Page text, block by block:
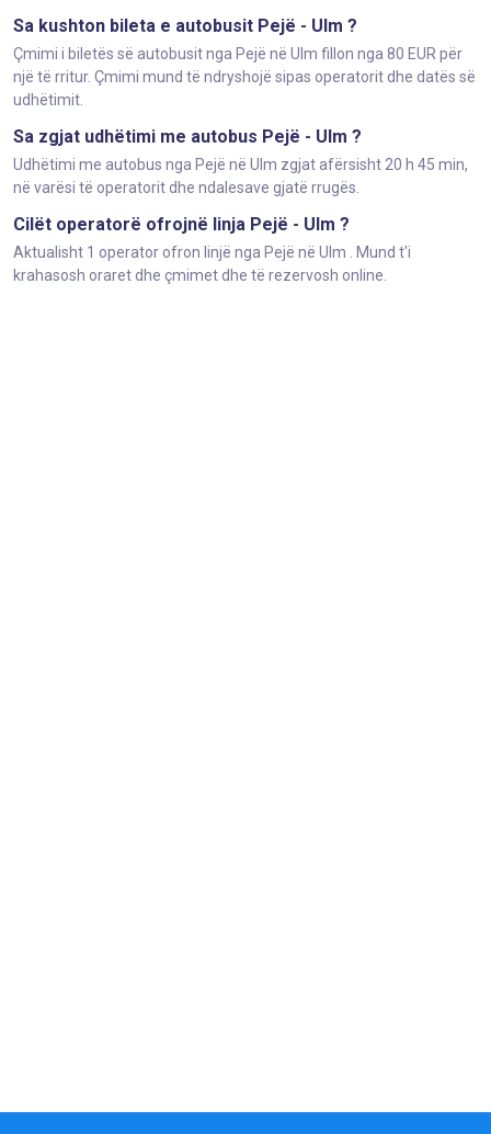
Sa kushton bileta e autobusit Pejë - Ulm ?
Çmimi i biletës së autobusit nga Pejë në Ulm fillon nga 80 EUR për
një të rritur. Çmimi mund të ndryshojë sipas operatorit dhe datës së
udhëtimit.
Sa zgjat udhëtimi me autobus Pejë - Ulm ?
Udhëtimi me autobus nga Pejë në Ulm zgjat afërsisht 20 h 45 min,
në varësi të operatorit dhe ndalesave gjatë rrugës.
Cilët operatorë ofrojnë linja Pejë - Ulm ?
Aktualisht 1 operator ofron linjë nga Pejë në Ulm . Mund t'i
krahasosh oraret dhe çmimet dhe të rezervosh online.